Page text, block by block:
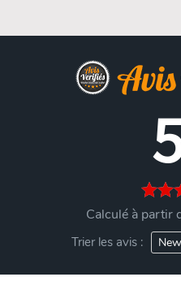
Calculé à partir
Trier les avis :